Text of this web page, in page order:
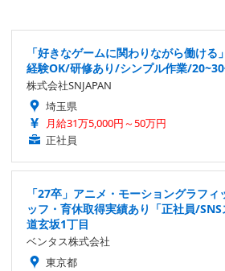
「好きなゲームに関わりながら働け
経験OK/研修あり/シンプル作業/
株式会社SNJAPAN
埼玉県
月給31万5,000円～50万円
正社員
「27卒」アニメ・モーショングラフ
ッフ・育休取得実績あり「正社員/
道玄坂1丁目
ベンタス株式会社
東京都